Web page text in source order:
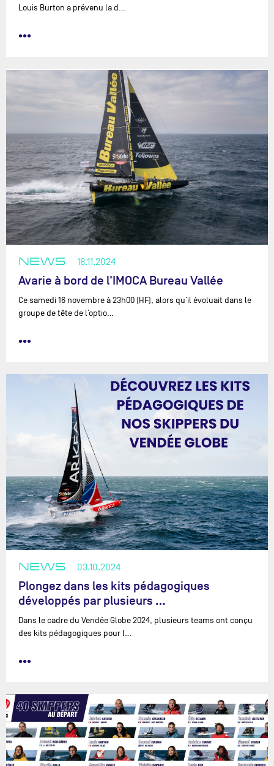
Louis Burton a prévenu la d…
•••
NEWS 18.11.2024
Avarie à bord de l'IMOCA Bureau Vallée
Ce samedi 16 novembre à 23h00 (HF), alors qu’il évoluait dans le
groupe de tête de l’optio…
•••
NEWS 03.10.2024
Plongez dans les kits pédagogiques
développés par plusieurs …
Dans le cadre du Vendée Globe 2024, plusieurs teams ont conçu
des kits pédagogiques pour l…
•••